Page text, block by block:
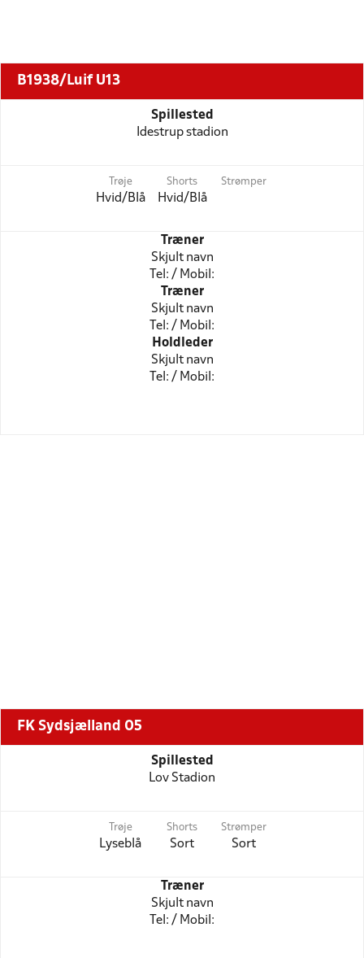
B1938/Luif U13
Spillested
Idestrup stadion
Trøje
Hvid/Blå
Shorts
Hvid/Blå
Strømper
Træner
Skjult navn
Tel: / Mobil:
Træner
Skjult navn
Tel: / Mobil:
Holdleder
Skjult navn
Tel: / Mobil:
FK Sydsjælland 05
Spillested
Lov Stadion
Trøje
Lyseblå
Shorts
Sort
Strømper
Sort
Træner
Skjult navn
Tel: / Mobil: